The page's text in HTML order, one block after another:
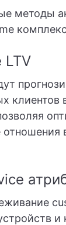
методы
LTV
клиентов
отношения
и